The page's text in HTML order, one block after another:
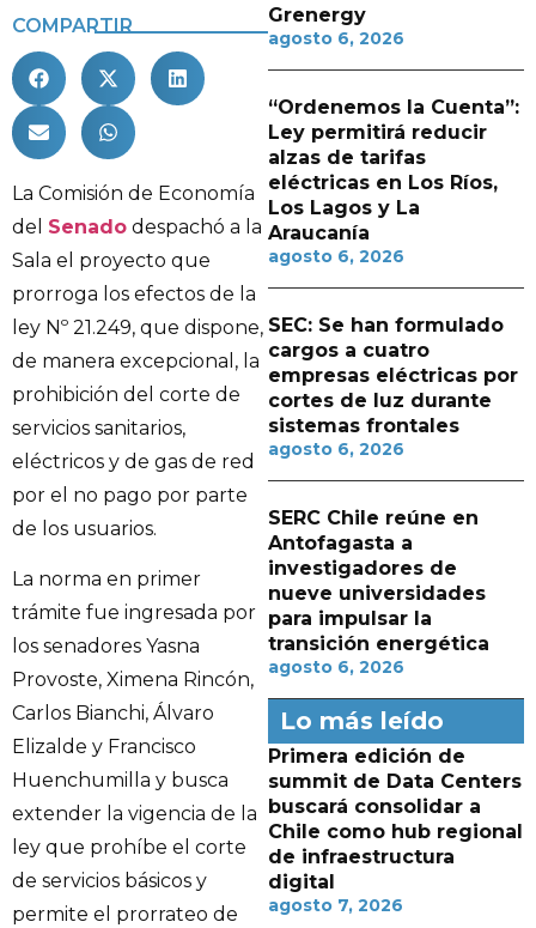
COMPARTIR
La Comisión de Economía
del Senado despachó a la
Sala el proyecto que
prorroga los efectos de la
ley Nº 21.249, que dispone,
de manera excepcional, la
prohibición del corte de
servicios sanitarios,
eléctricos y de gas de red
por el no pago por parte
de los usuarios.
La norma en primer
trámite fue ingresada por
los senadores Yasna
Provoste, Ximena Rincón,
Carlos Bianchi, Álvaro
Elizalde y Francisco
Huenchumilla y busca
extender la vigencia de la
ley que prohíbe el corte
de servicios básicos y
permite el prorrateo de
Grenergy
agosto 6, 2026
“Ordenemos la Cuenta”:
Ley permitirá reducir
alzas de tarifas
eléctricas en Los Ríos,
Los Lagos y La
Araucanía
agosto 6, 2026
SEC: Se han formulado
cargos a cuatro
empresas eléctricas por
cortes de luz durante
sistemas frontales
agosto 6, 2026
SERC Chile reúne en
Antofagasta a
investigadores de
nueve universidades
para impulsar la
transición energética
agosto 6, 2026
Lo más leído
Primera edición de
summit de Data Centers
buscará consolidar a
Chile como hub regional
de infraestructura
digital
agosto 7, 2026